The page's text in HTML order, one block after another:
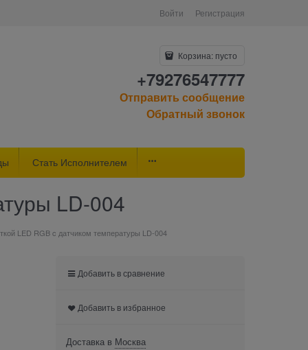
Войти Регистрация
Корзина: пусто
+79276547777
Отправить сообщение
Обратный звонок
Стать Исполнителем
LD-004
LED RGB c датчиком температуры LD-004
Добавить в сравнение
Добавить в избранное
Доставка в Москва